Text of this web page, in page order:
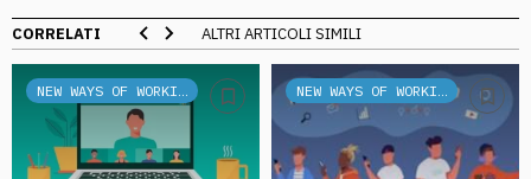
CORRELATI ALTRI ARTICOLI SIMILI